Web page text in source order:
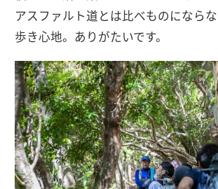
アスファルト道とは比べものになら
歩き心地。ありがたいです。